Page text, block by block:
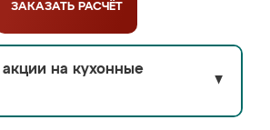
ЗАКАЗАТЬ РАСЧЁТ
акции на кухонные
▼